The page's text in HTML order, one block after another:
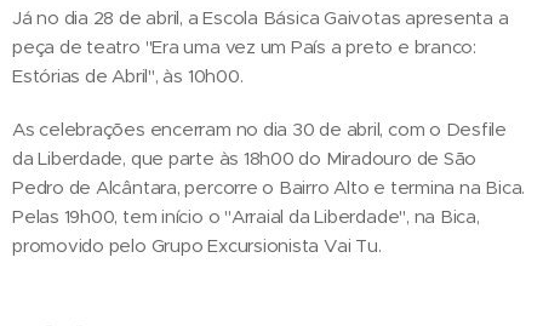
Já no dia 28 de abril, a Escola Básica Gaivotas apresenta a
peça de teatro "Era uma vez um País a preto e branco:
Estórias de Abril", às 10h00.
As celebrações encerram no dia 30 de abril, com o Desfile
da Liberdade, que parte às 18h00 do Miradouro de São
Pedro de Alcântara, percorre o Bairro Alto e termina na Bica.
Pelas 19h00, tem início o "Arraial da Liberdade", na Bica,
promovido pelo Grupo Excursionista Vai Tu.